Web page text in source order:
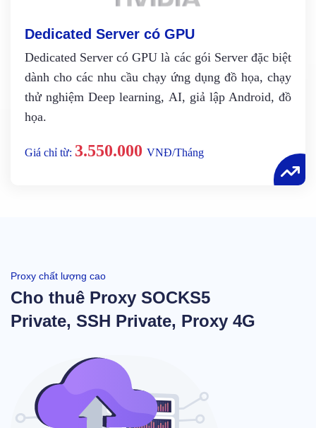
Dedicated Server có GPU
Dedicated Server có GPU là các gói Server đặc biệt
dành cho các nhu cầu chạy ứng dụng đồ họa, chạy
thử nghiệm Deep learning, AI, giả lập Android, đồ
họa.
Giá chỉ từ: 3.550.000 VNĐ/Tháng
Proxy chất lượng cao
Cho thuê Proxy SOCKS5
Private, SSH Private, Proxy 4G